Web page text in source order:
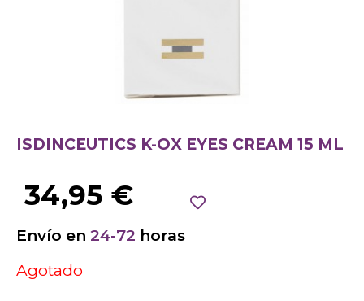
ISDINCEUTICS K-OX EYES CREAM 15 ML
34,95 €
Envío en 24-72 horas
Agotado